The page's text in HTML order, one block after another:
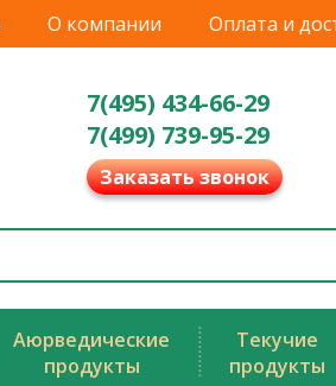
О компании Оплата и
7(495) 434-66-29
7(499) 739-95-29
Заказать звонок
Аюрведические
продукты
Текучие
продукты